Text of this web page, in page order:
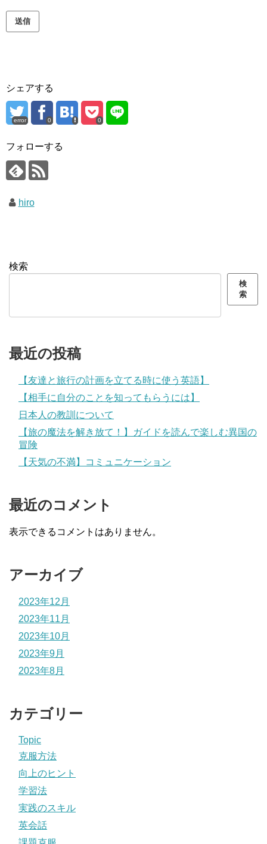
シェアする
error 0 0
フォローする
hiro
検索
検
索
最近の投稿
【友達と旅行の計画を立てる時に使う英語】
【相手に自分のことを知ってもらうには】
日本人の教訓について
【旅の魔法を解き放て！】ガイドを読んで楽しむ異国の
冒険
【天気の不満】コミュニケーション
最近のコメント
表示できるコメントはありません。
アーカイブ
2023年12月
2023年11月
2023年10月
2023年9月
2023年8月
カテゴリー
Topic
克服方法
向上のヒント
学習法
実践のスキル
英会話